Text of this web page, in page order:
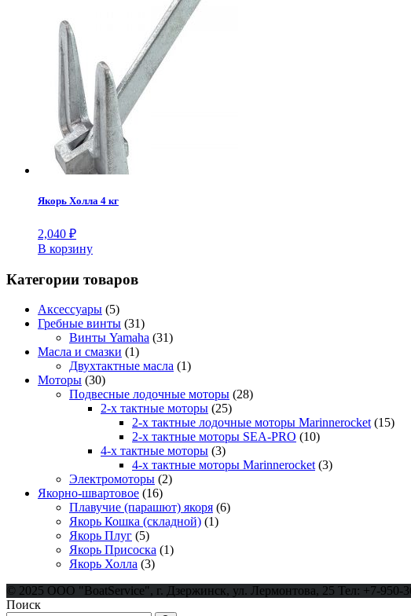
Якорь Холла 4 кг
2,040 ₽
В корзину
Категории товаров
Аксессуары (5)
Гребные винты (31)
Винты Yamaha (31)
Масла и смазки (1)
Двухтактные масла (1)
Моторы (30)
Подвесные лодочные моторы (28)
2-х тактные моторы (25)
2-х тактные лодочные моторы Marinnerocket (15)
2-х тактные моторы SEA-PRO (10)
4-х тактные моторы (3)
4-х тактные моторы Marinnerocket (3)
Электромоторы (2)
Якорно-швартовое (16)
Плавучие (парашют) якоря (6)
Якорь Кошка (складной) (1)
Якорь Плуг (5)
Якорь Присоска (1)
Якорь Холла (3)
© 2025 ООО "BoatService", г. Дзержинск, ул. Лермонтова, 25 Тел: +7-950-
Поиск